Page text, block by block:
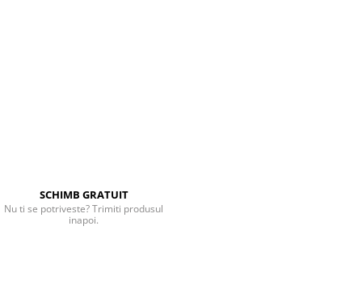
SCHIMB GRATUIT
Nu ti se potriveste? Trimiti produsul
inapoi.